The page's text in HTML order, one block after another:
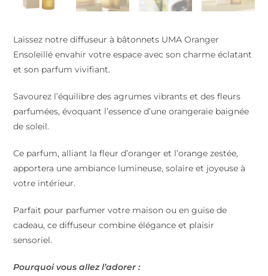
Laissez notre diffuseur à bâtonnets UMA Oranger
Ensoleillé envahir votre espace avec son charme éclatant
et son parfum vivifiant.
Savourez l’équilibre des agrumes vibrants et des fleurs
parfumées, évoquant l’essence d’une orangeraie baignée
de soleil.
Ce parfum, alliant la fleur d’oranger et l’orange zestée,
apportera une ambiance lumineuse, solaire et joyeuse à
votre intérieur.
Parfait pour parfumer votre maison ou en guise de
cadeau, ce diffuseur combine élégance et plaisir
sensoriel.
Pourquoi vous allez l’adorer :